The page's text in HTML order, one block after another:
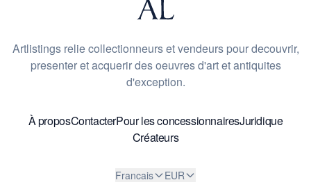
Artlistings relie collectionneurs et vendeurs pour decouvrir,
presenter et acquerir des oeuvres d'art et antiquites
d'exception.
À proposContacterPour les concessionnairesJuridique
Créateurs
Francais EUR